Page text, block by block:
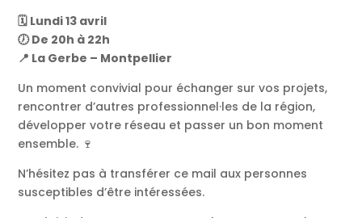
🗓️ Lundi 13 avril
🕖 De 20h à 22h
📍 La Gerbe – Montpellier
Un moment convivial pour échanger sur vos projets,
rencontrer d’autres professionnel·les de la région,
développer votre réseau et passer un bon moment
ensemble. 🍷
N’hésitez pas à transférer ce mail aux personnes
susceptibles d’être intéressées.